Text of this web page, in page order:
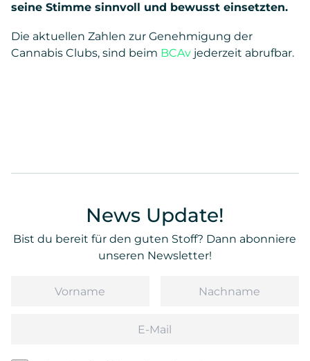
seine Stimme sinnvoll und bewusst einsetzten.
Die aktuellen Zahlen zur Genehmigung der
Cannabis Clubs, sind beim BCAv jederzeit abrufbar.
News Update!
Bist du bereit für den guten Stoff? Dann abonniere
unseren Newsletter!